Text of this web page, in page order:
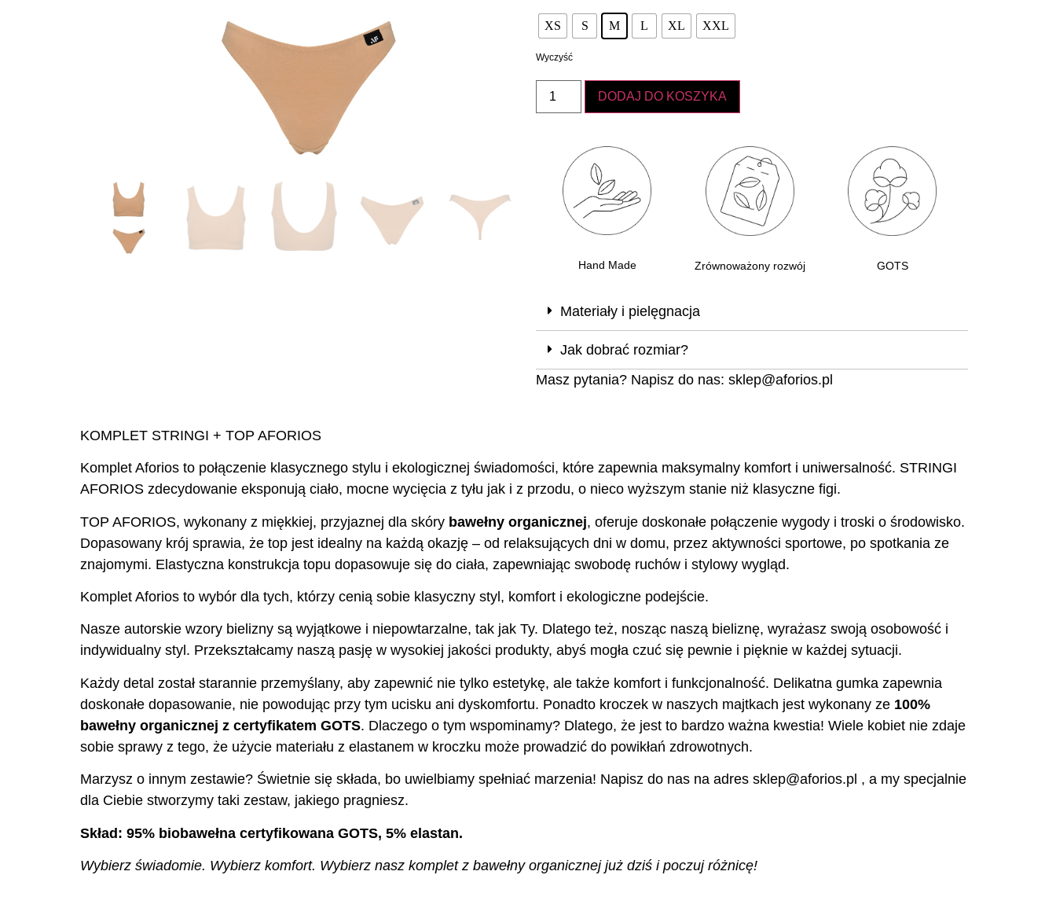
XS S M L XL XXL
Wyczyść
DODAJ DO KOSZYKA
Hand Made Zrównoważony rozwój GOTS
Materiały i pielęgnacja
Jak dobrać rozmiar?
Masz pytania? Napisz do nas: sklep@aforios.pl
KOMPLET STRINGI + TOP AFORIOS
Komplet Aforios to połączenie klasycznego stylu i ekologicznej świadomości, które zapewnia maksymalny komfort i uniwersalność. STRINGI
AFORIOS zdecydowanie eksponują ciało, mocne wycięcia z tyłu jak i z przodu, o nieco wyższym stanie niż klasyczne figi.
TOP AFORIOS, wykonany z miękkiej, przyjaznej dla skóry bawełny organicznej, oferuje doskonałe połączenie wygody i troski o środowisko.
Dopasowany krój sprawia, że top jest idealny na każdą okazję – od relaksujących dni w domu, przez aktywności sportowe, po spotkania ze
znajomymi. Elastyczna konstrukcja topu dopasowuje się do ciała, zapewniając swobodę ruchów i stylowy wygląd.
Komplet Aforios to wybór dla tych, którzy cenią sobie klasyczny styl, komfort i ekologiczne podejście.
Nasze autorskie wzory bielizny są wyjątkowe i niepowtarzalne, tak jak Ty. Dlatego też, nosząc naszą bieliznę, wyrażasz swoją osobowość i
indywidualny styl. Przekształcamy naszą pasję w wysokiej jakości produkty, abyś mogła czuć się pewnie i pięknie w każdej sytuacji.
Każdy detal został starannie przemyślany, aby zapewnić nie tylko estetykę, ale także komfort i funkcjonalność. Delikatna gumka zapewnia
doskonałe dopasowanie, nie powodując przy tym ucisku ani dyskomfortu. Ponadto kroczek w naszych majtkach jest wykonany ze 100%
bawełny organicznej z certyfikatem GOTS. Dlaczego o tym wspominamy? Dlatego, że jest to bardzo ważna kwestia! Wiele kobiet nie zdaje
sobie sprawy z tego, że użycie materiału z elastanem w kroczku może prowadzić do powikłań zdrowotnych.
Marzysz o innym zestawie? Świetnie się składa, bo uwielbiamy spełniać marzenia! Napisz do nas na adres sklep@aforios.pl , a my specjalnie
dla Ciebie stworzymy taki zestaw, jakiego pragniesz.
Skład: 95% biobawełna certyfikowana GOTS, 5% elastan.
Wybierz świadomie. Wybierz komfort. Wybierz nasz komplet z bawełny organicznej już dziś i poczuj różnicę!